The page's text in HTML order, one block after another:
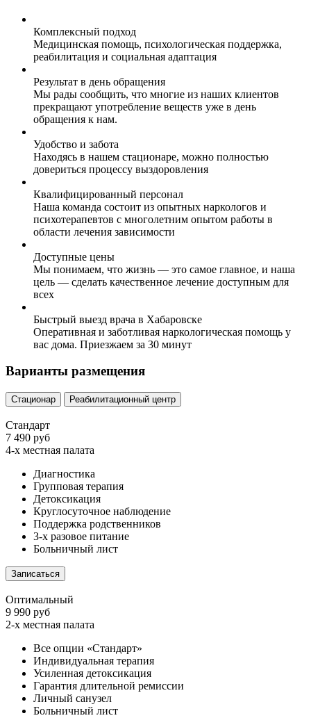
Комплексный подход
Медицинская помощь, психологическая поддержка,
реабилитация и социальная адаптация
Результат в день обращения
Мы рады сообщить, что многие из наших клиентов
прекращают употребление веществ уже в день
обращения к нам.
Удобство и забота
Находясь в нашем стационаре, можно полностью
довериться процессу выздоровления
Квалифицированный персонал
Наша команда состоит из опытных наркологов и
психотерапевтов с многолетним опытом работы в
области лечения зависимости
Доступные цены
Мы понимаем, что жизнь — это самое главное, и наша
цель — сделать качественное лечение доступным для
всех
Быстрый выезд врача в Хабаровске
Оперативная и заботливая наркологическая помощь у
вас дома. Приезжаем за 30 минут
Варианты размещения
Стационар Реабилитационный центр
Стандарт
7 490 руб
4-х местная палата
Диагностика
Групповая терапия
Детоксикация
Круглосуточное наблюдение
Поддержка родственников
3-х разовое питание
Больничный лист
Записаться
Оптимальный
9 990 руб
2-х местная палата
Все опции «Стандарт»
Индивидуальная терапия
Усиленная детоксикация
Гарантия длительной ремиссии
Личный санузел
Больничный лист